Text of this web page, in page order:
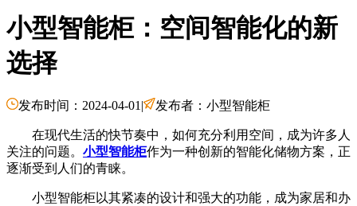
小型智能柜：空间智能化的新
选择
发布时间：2024-04-01 | 发布者：小型智能柜
在现代生活的快节奏中，如何充分利用空间，成为许多人
关注的问题。 小型智能柜作为一种创新的智能化储物方案，正
逐渐受到人们的青睐。
小型智能柜以其紧凑的设计和强大的功能，成为家居和办